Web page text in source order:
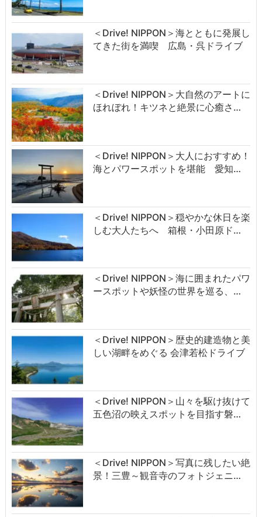
＜Drive! NIPPON＞海とともに発展し
てきた街を満喫 広島・呉ドライブ
＜Drive! NIPPON＞大自然のアートに
ほれぼれ！キツネと絶景に心癒さ…
＜Drive! NIPPON＞大人におすすめ！
海とパワースポットを堪能 愛知…
＜Drive! NIPPON＞穏やかな休日を楽
しむ大人たちへ 箱根・小田原ド…
＜Drive! NIPPON＞海に囲まれたパワ
ースポットや妖怪の世界を巡る、…
＜Drive! NIPPON＞歴史的建造物と美
しい湖畔をめぐる 会津若松ドライブ
＜Drive! NIPPON＞山々を駆け抜けて
五色沼の映えスポットを目指す磐…
＜Drive! NIPPON＞写真に残したい絶
景！三豊～観音寺のフォトジェニ…